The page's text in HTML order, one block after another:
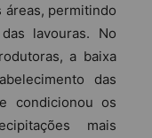
áreas, permitindo
lavouras. No
a baixa
das
condicionou os
mais